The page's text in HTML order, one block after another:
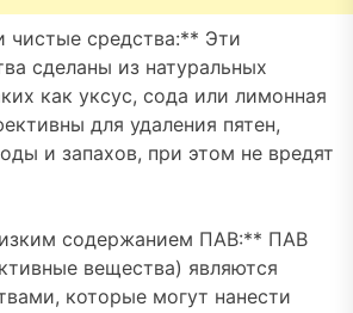
чистые средства:** Эти
сделаны из натуральных
как уксус, сода или лимонная
для удаления пятен,
и запахов, при этом не вредят
содержанием ПАВ:** ПАВ
вещества) являются
которые могут нанести